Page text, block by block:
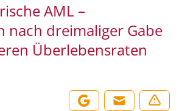
AML –
nach dreimaliger Gabe
Überlebensraten